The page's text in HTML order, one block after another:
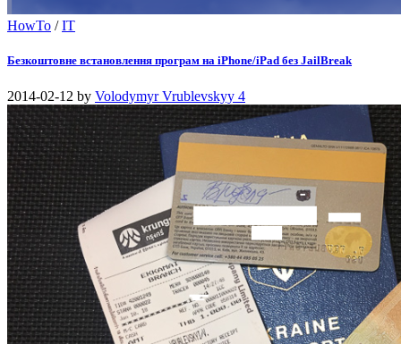
HowTo /IT
Безкоштовне встановлення програм на iPhone/iPad без JailBreak
2014-02-12 by Volodymyr Vrublevskyy 4